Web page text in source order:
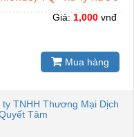
Giá: 1,000 vnđ
Mua hàng
ty TNHH Thương Mại Dịch
Tâm